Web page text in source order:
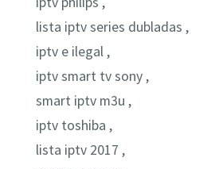
lista iptv series dubladas ,
iptv e ilegal ,
iptv smart tv sony ,
smart iptv m3u ,
iptv toshiba ,
lista iptv 2017 ,